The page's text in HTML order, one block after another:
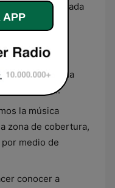
modulada
Entre Ríos,
LRV 383 y
90.5 MHz.
difusión de toda
y nacional.
la música
zona de cobertura,
medio de
conocer a
APP